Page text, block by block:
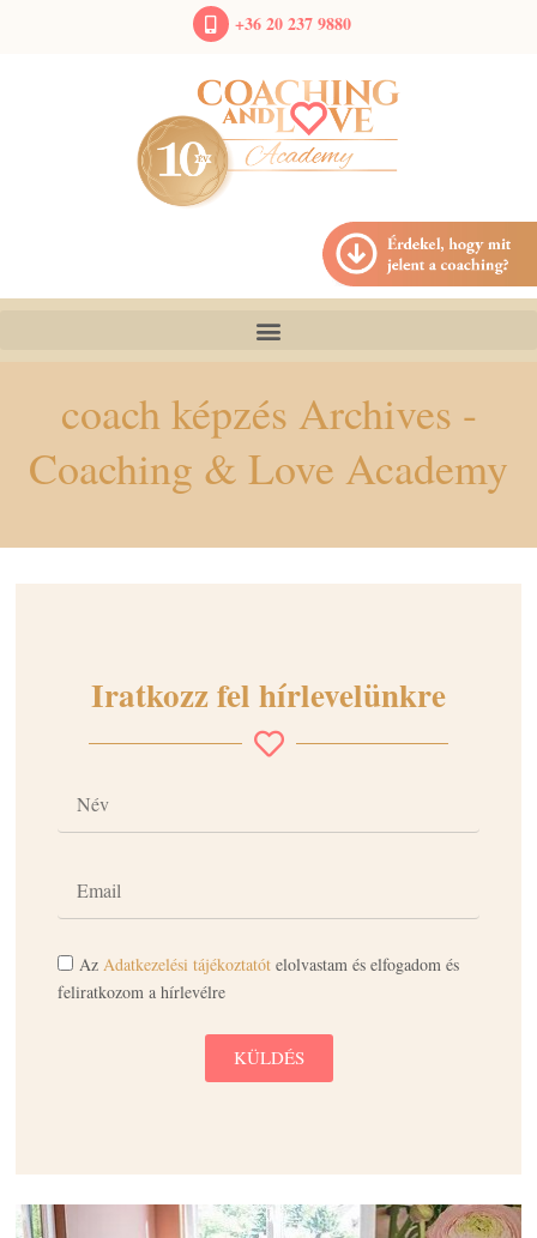
+36 20 237 9880
coach képzés Archives -
Coaching & Love Academy
Iratkozz fel hírlevelünkre
AzAdatkezelési tájékoztatót elolvastam és elfogadom és
feliratkozom a hírlevélre
KÜLDÉS